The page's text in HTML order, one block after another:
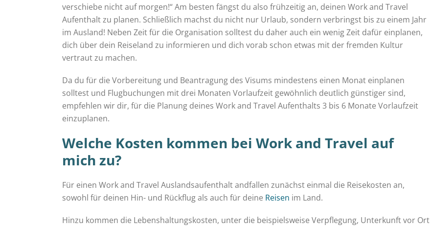
verschiebe nicht auf morgen!“ Am besten fängst du also frühzeitig an, deinen Work and Travel
Aufenthalt zu planen. Schließlich machst du nicht nur Urlaub, sondern verbringst bis zu einem Jahr
im Ausland! Neben Zeit für die Organisation solltest du daher auch ein wenig Zeit dafür einplanen,
dich über dein Reiseland zu informieren und dich vorab schon etwas mit der fremden Kultur
vertraut zu machen.
Da du für die Vorbereitung und Beantragung des Visums mindestens einen Monat einplanen
solltest und Flugbuchungen mit drei Monaten Vorlaufzeit gewöhnlich deutlich günstiger sind,
empfehlen wir dir, für die Planung deines Work and Travel Aufenthalts 3 bis 6 Monate Vorlaufzeit
einzuplanen.
Welche Kosten kommen bei Work and Travel auf
mich zu?
Für einen Work and Travel Auslandsaufenthalt andfallen zunächst einmal die Reisekosten an,
sowohl für deinen Hin- und Rückflug als auch für deine Reisen im Land.
Hinzu kommen die Lebenshaltungskosten, unter die beispielsweise Verpflegung, Unterkunft vor Ort